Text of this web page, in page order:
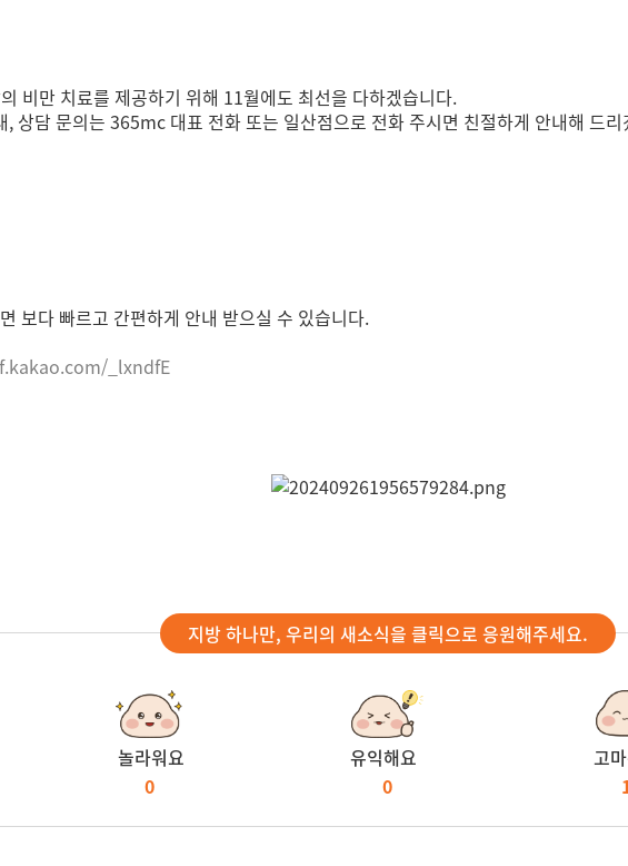
비만 치료를 제공하기 위해 11월에도 최선을 다하겠습니다.
, 상담 문의는 365mc 대표 전화 또는 일산점으로 전화 주시면 친절하게 안내해 드
보다 빠르고 간편하게 안내 받으실 수 있습니다.
_lxndfE
지방 하나만, 우리의 새소식을 클릭으로 응원해주세요.
놀라워요
0
유익해요
0
고